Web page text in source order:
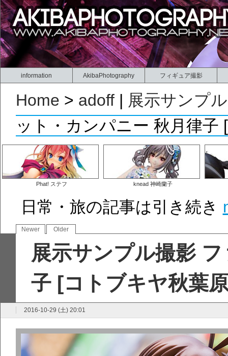
information AkibaPhotography フィギュア撮影
Home > adoff | 展示サンプ
ット・カンパニー 秋月律子
Phat! ステフ knead 神崎蘭子
日常・旅の記事は引き続き
Newer Older
展示サンプル撮影
子 [コトブキヤ秋葉
2016-10-29 (土) 20:01